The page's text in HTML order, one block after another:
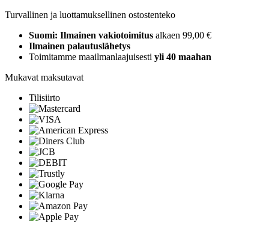
Turvallinen ja luottamuksellinen ostostenteko
Suomi: Ilmainen vakiotoimitus alkaen 99,00 €
Ilmainen palautuslähetys
Toimitamme maailmanlaajuisesti yli 40 maahan
Mukavat maksutavat
Tilisiirto